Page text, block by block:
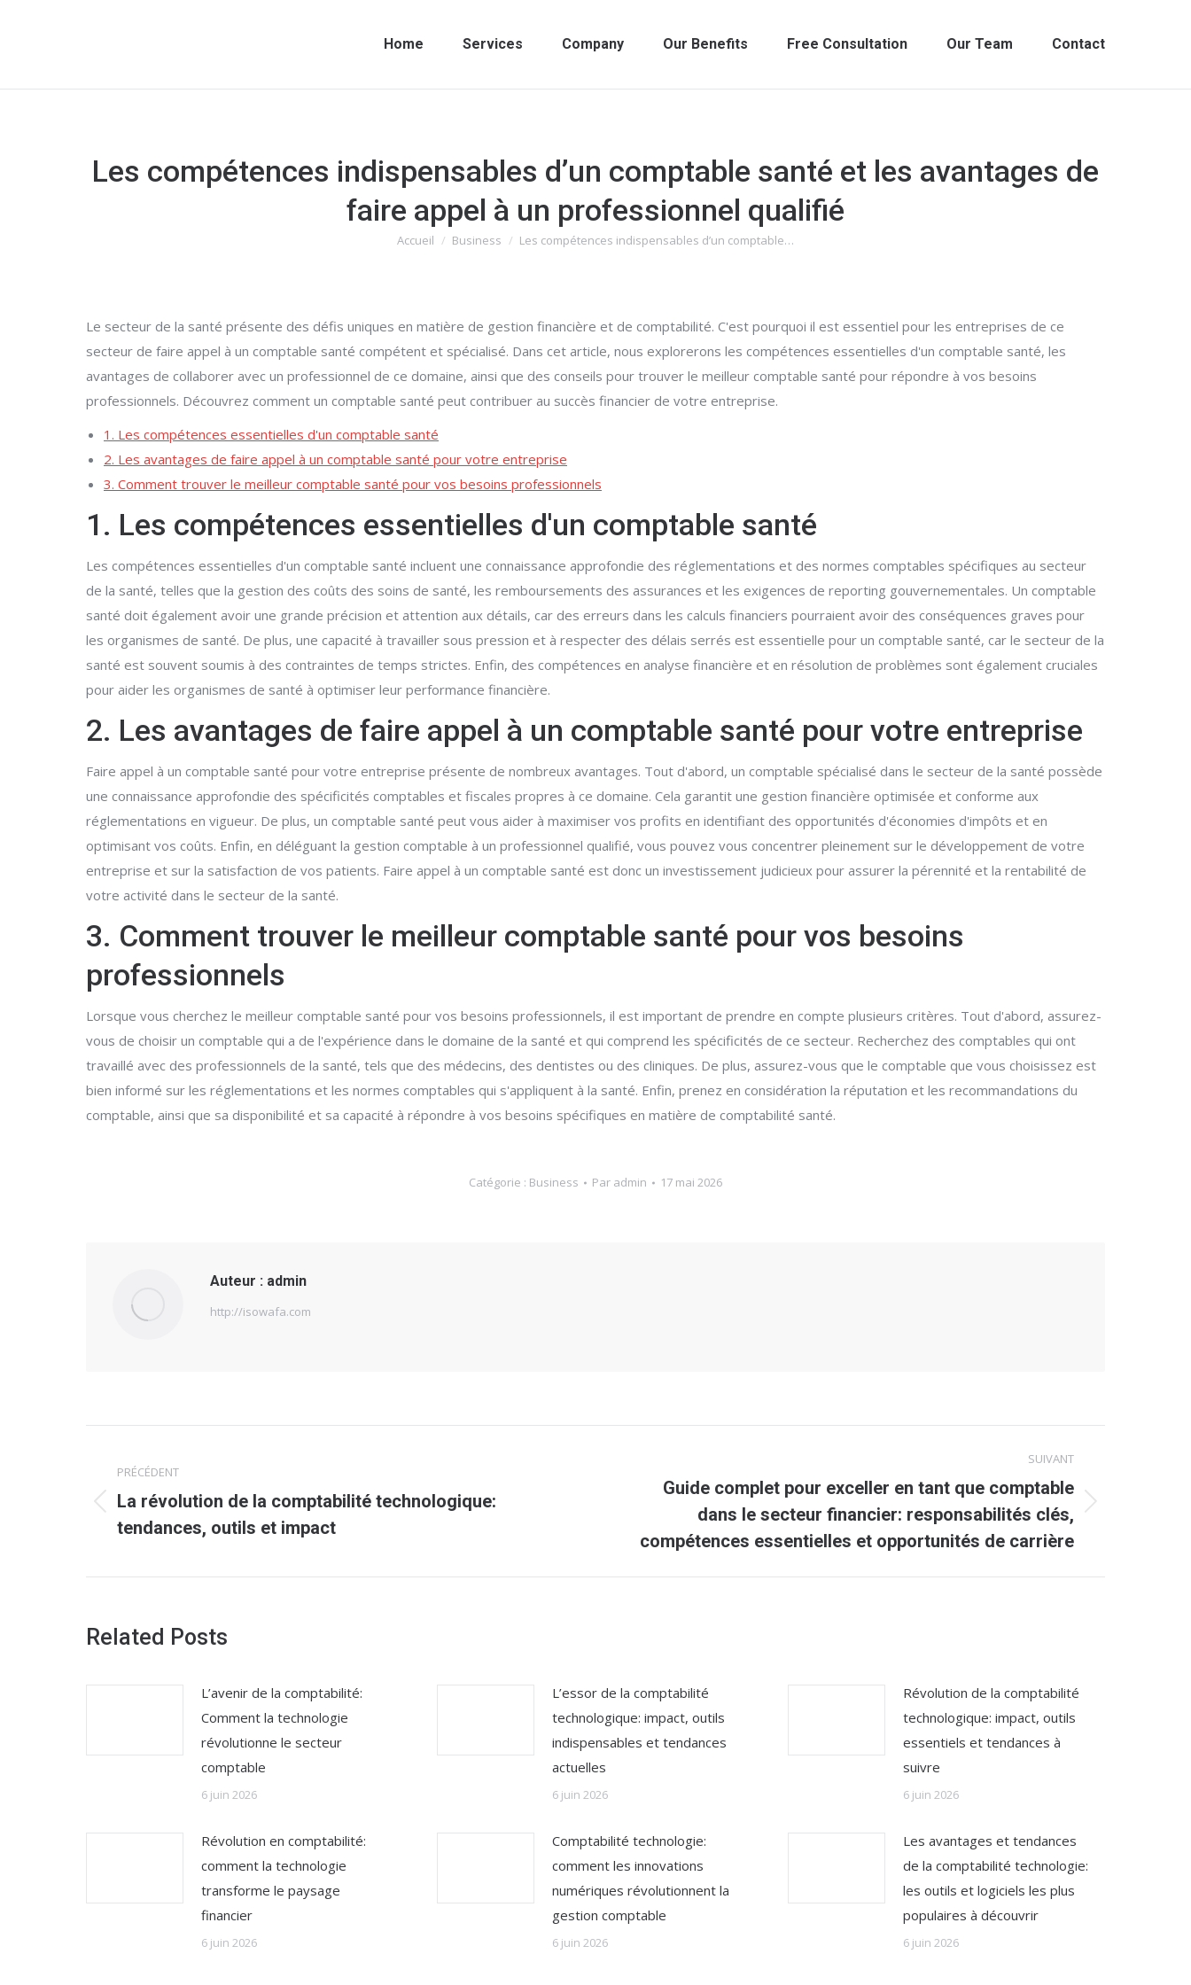
Home Services Company Our Benefits Free Consultation Our Team Contact
Les compétences indispensables d’un comptable santé et les avantages de
faire appel à un professionnel qualifié
Vous êtes ici :
Accueil Business Les compétences indispensables d’un comptable…
Le secteur de la santé présente des défis uniques en matière de gestion financière et de comptabilité. C'est pourquoi il est essentiel pour les entreprises de ce
secteur de faire appel à un comptable santé compétent et spécialisé. Dans cet article, nous explorerons les compétences essentielles d'un comptable santé, les
avantages de collaborer avec un professionnel de ce domaine, ainsi que des conseils pour trouver le meilleur comptable santé pour répondre à vos besoins
professionnels. Découvrez comment un comptable santé peut contribuer au succès financier de votre entreprise.
1. Les compétences essentielles d'un comptable santé
2. Les avantages de faire appel à un comptable santé pour votre entreprise
3. Comment trouver le meilleur comptable santé pour vos besoins professionnels
1. Les compétences essentielles d'un comptable santé
Les compétences essentielles d'un comptable santé incluent une connaissance approfondie des réglementations et des normes comptables spécifiques au secteur
de la santé, telles que la gestion des coûts des soins de santé, les remboursements des assurances et les exigences de reporting gouvernementales. Un comptable
santé doit également avoir une grande précision et attention aux détails, car des erreurs dans les calculs financiers pourraient avoir des conséquences graves pour
les organismes de santé. De plus, une capacité à travailler sous pression et à respecter des délais serrés est essentielle pour un comptable santé, car le secteur de la
santé est souvent soumis à des contraintes de temps strictes. Enfin, des compétences en analyse financière et en résolution de problèmes sont également cruciales
pour aider les organismes de santé à optimiser leur performance financière.
2. Les avantages de faire appel à un comptable santé pour votre entreprise
Faire appel à un comptable santé pour votre entreprise présente de nombreux avantages. Tout d'abord, un comptable spécialisé dans le secteur de la santé possède
une connaissance approfondie des spécificités comptables et fiscales propres à ce domaine. Cela garantit une gestion financière optimisée et conforme aux
réglementations en vigueur. De plus, un comptable santé peut vous aider à maximiser vos profits en identifiant des opportunités d'économies d'impôts et en
optimisant vos coûts. Enfin, en déléguant la gestion comptable à un professionnel qualifié, vous pouvez vous concentrer pleinement sur le développement de votre
entreprise et sur la satisfaction de vos patients. Faire appel à un comptable santé est donc un investissement judicieux pour assurer la pérennité et la rentabilité de
votre activité dans le secteur de la santé.
3. Comment trouver le meilleur comptable santé pour vos besoins
professionnels
Lorsque vous cherchez le meilleur comptable santé pour vos besoins professionnels, il est important de prendre en compte plusieurs critères. Tout d'abord, assurez-
vous de choisir un comptable qui a de l'expérience dans le domaine de la santé et qui comprend les spécificités de ce secteur. Recherchez des comptables qui ont
travaillé avec des professionnels de la santé, tels que des médecins, des dentistes ou des cliniques. De plus, assurez-vous que le comptable que vous choisissez est
bien informé sur les réglementations et les normes comptables qui s'appliquent à la santé. Enfin, prenez en considération la réputation et les recommandations du
comptable, ainsi que sa disponibilité et sa capacité à répondre à vos besoins spécifiques en matière de comptabilité santé.
Catégorie : Business Par admin 17 mai 2026
Auteur : admin
http://isowafa.com
article
PRÉCÉDENT
Article
précédent
La révolution de la comptabilité technologique:
tendances, outils et impact
SUIVANT
suivant
Guide complet pour exceller en tant que comptable
dans le secteur financier: responsabilités clés,
compétences essentielles et opportunités de carrière
Related Posts
L’avenir de la comptabilité:
Comment la technologie
révolutionne le secteur
comptable
6 juin 2026
L’essor de la comptabilité
technologique: impact, outils
indispensables et tendances
actuelles
6 juin 2026
Révolution de la comptabilité
technologique: impact, outils
essentiels et tendances à
suivre
6 juin 2026
Révolution en comptabilité:
comment la technologie
transforme le paysage
financier
6 juin 2026
Comptabilité technologie:
comment les innovations
numériques révolutionnent la
gestion comptable
6 juin 2026
Les avantages et tendances
de la comptabilité technologie:
les outils et logiciels les plus
populaires à découvrir
6 juin 2026